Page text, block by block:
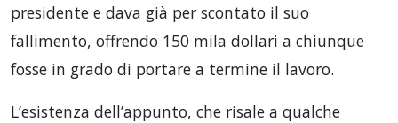
presidente e dava già per scontato il suo
fallimento, offrendo 150 mila dollari a chiunque
fosse in grado di portare a termine il lavoro.
L’esistenza dell’appunto, che risale a qualche